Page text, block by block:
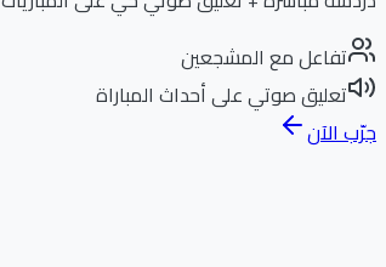
تفاعل مع المشجعين
تعليق صوتي على أحداث المباراة
جرّب الآن